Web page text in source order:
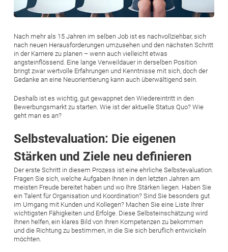
Nach mehr als 15 Jahren im selben Job ist es nachvollziehbar, sich
nach neuen Herausforderungen umzusehen und den nächsten Schritt
in der Karriere zu planen – wenn auch vielleicht etwas
angsteinflössend. Eine lange Verweildauer in derselben Position
bringt zwar wertvolle Erfahrungen und Kenntnisse mit sich, doch der
Gedanke an eine Neuorientierung kann auch überwältigend sein.
Deshalb ist es wichtig, gut gewappnet den Wiedereintritt in den
Bewerbungsmarkt zu starten. Wie ist der aktuelle Status Quo? Wie
geht man es an?
Selbstevaluation: Die eigenen
Stärken und Ziele neu definieren
Der erste Schritt in diesem Prozess ist eine ehrliche Selbstevaluation.
Fragen Sie sich, welche Aufgaben Ihnen in den letzten Jahren am
meisten Freude bereitet haben und wo Ihre Stärken liegen. Haben Sie
ein Talent für Organisation und Koordination? Sind Sie besonders gut
im Umgang mit Kunden und Kollegen? Machen Sie eine Liste Ihrer
wichtigsten Fähigkeiten und Erfolge. Diese Selbsteinschätzung wird
Ihnen helfen, ein klares Bild von Ihren Kompetenzen zu bekommen
und die Richtung zu bestimmen, in die Sie sich beruflich entwickeln
möchten.